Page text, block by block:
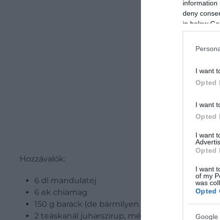
information
deny
in below
I want
Opted
I want
Opted
I want
Opted
I want
of my
was
Opted
Google
Hozzávalók:
6 dl mandulatej
6 ek chiamag
150 g barack (de bármilyen gyümölcs jó)
2 teáskanál juharszirup, méz vagy agavé nektár